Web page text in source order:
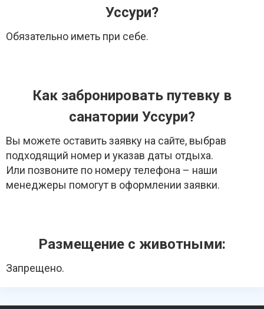
Уссури?
Обязательно иметь при себе.
Как забронировать путевку в
санатории Уссури?
Вы можете оставить заявку на сайте, выбрав
подходящий номер и указав даты отдыха.
Или позвоните по номеру телефона – наши
менеджеры помогут в оформлении заявки.
Размещение с животными:
Запрещено.